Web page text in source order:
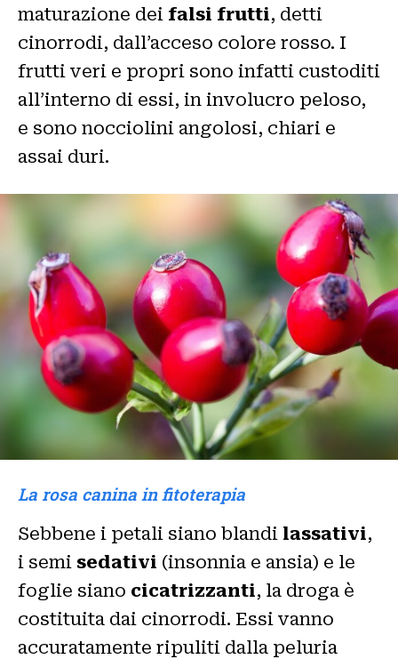
maturazione dei falsi frutti, detti
cinorrodi, dall’acceso colore rosso. I
frutti veri e propri sono infatti custoditi
all’interno di essi, in involucro peloso,
e sono nocciolini angolosi, chiari e
assai duri.
La rosa canina in fitoterapia
Sebbene i petali siano blandi lassativi,
i semi sedativi (insonnia e ansia) e le
foglie siano cicatrizzanti, la droga è
costituita dai cinorrodi. Essi vanno
accuratamente ripuliti dalla peluria